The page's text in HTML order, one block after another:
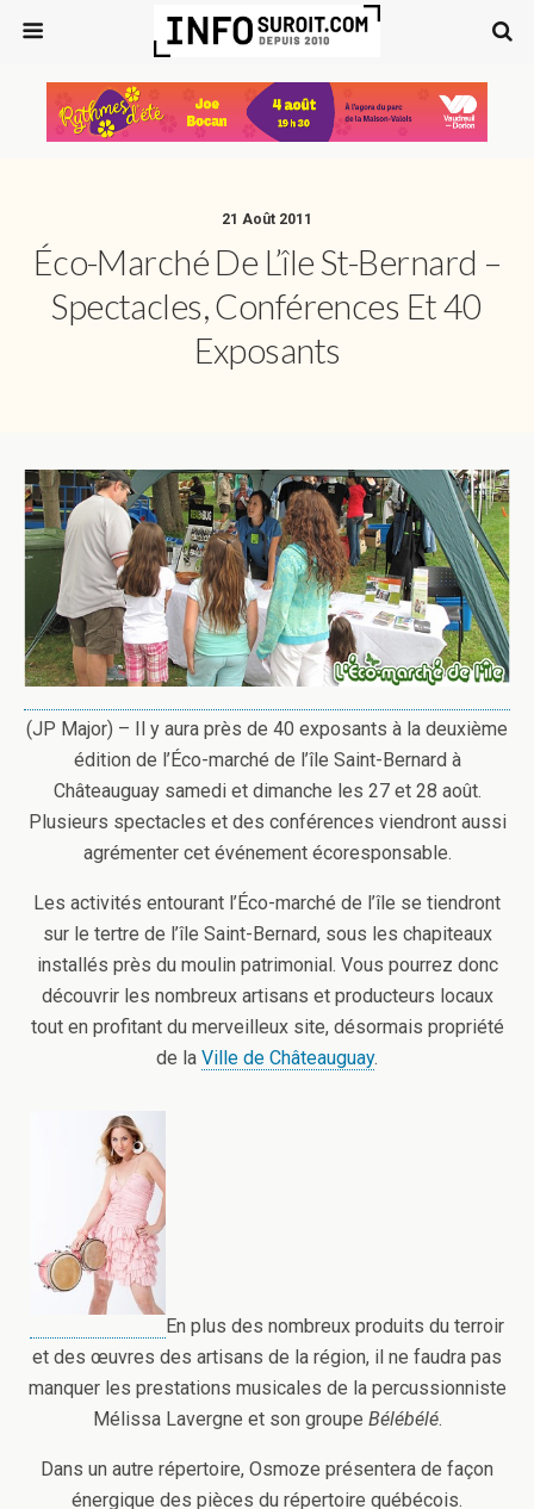
21 Août 2011
Éco-Marché De L’île St-Bernard –
Spectacles, Conférences Et 40
Exposants
(JP Major) – Il y aura près de 40 exposants à la deuxième
édition de l’Éco-marché de l’île Saint-Bernard à
Châteauguay samedi et dimanche les 27 et 28 août.
Plusieurs spectacles et des conférences viendront aussi
agrémenter cet événement écoresponsable.
Les activités entourant l’Éco-marché de l’île se tiendront
sur le tertre de l’île Saint-Bernard, sous les chapiteaux
installés près du moulin patrimonial. Vous pourrez donc
découvrir les nombreux artisans et producteurs locaux
tout en profitant du merveilleux site, désormais propriété
de la Ville de Châteauguay.
En plus des nombreux produits du terroir
et des œuvres des artisans de la région, il ne faudra pas
manquer les prestations musicales de la percussionniste
Mélissa Lavergne et son groupe Bélébélé.
Dans un autre répertoire, Osmoze présentera de façon
énergique des pièces du répertoire québécois.